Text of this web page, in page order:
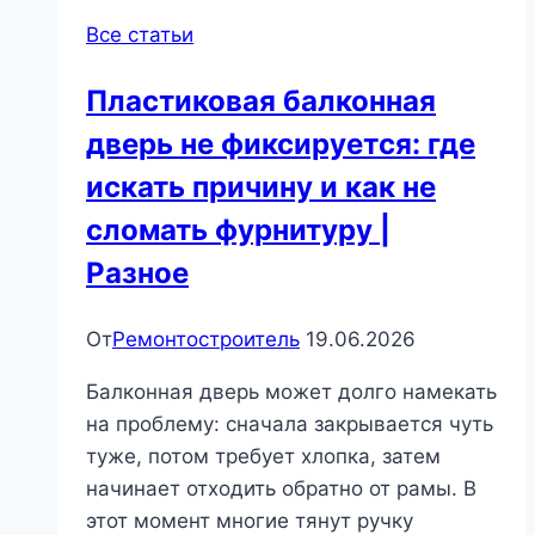
Все статьи
Пластиковая балконная
дверь не фиксируется: где
искать причину и как не
сломать фурнитуру |
Разное
ОтРемонтостроитель 19.06.2026
Балконная дверь может долго намекать
на проблему: сначала закрывается чуть
туже, потом требует хлопка, затем
начинает отходить обратно от рамы. В
этот момент многие тянут ручку